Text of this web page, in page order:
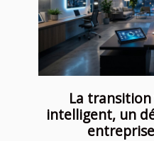
La transition
intelligent, un